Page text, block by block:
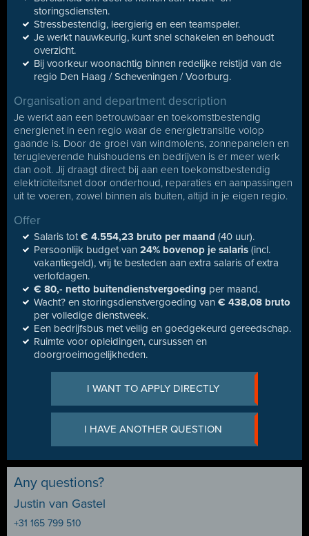
storingsdiensten.
Stressbestendig, leergierig en een teamspeler.
Je werkt nauwkeurig, kunt snel schakelen en behoudt
overzicht.
Bij voorkeur woonachtig binnen redelijke reistijd van de
regio Den Haag / Scheveningen / Voorburg.
Organisation and department description
Je werkt aan een betrouwbaar en toekomstbestendig
energienet in een regio waar de energietransitie volop
gaande is. Door de groei van windmolens, zonnepanelen en
terugleverende huishoudens en bedrijven is er meer werk
dan ooit. Jij draagt direct bij aan een toekomstbestendig
elektriciteitsnet door onderhoud, reparaties en aanpassingen
uit te voeren, zowel binnen als buiten, altijd in je eigen regio.
Offer
Salaris tot€ 4.554,23 bruto per maand (40 uur).
Persoonlijk budget van 24% bovenop je salaris (incl.
vakantiegeld), vrij te besteden aan extra salaris of extra
verlofdagen.
€ 80,- netto buitendienstvergoeding per maand.
Wacht? en storingsdienstvergoeding van € 438,08 bruto
per volledige dienstweek.
Een bedrijfsbus met veilig en goedgekeurd gereedschap.
Ruimte voor opleidingen, cursussen en
doorgroeimogelijkheden.
I WANT TO APPLY DIRECTLY
I HAVE ANOTHER QUESTION
Any questions?
Justin van Gastel
+31 165 799 510